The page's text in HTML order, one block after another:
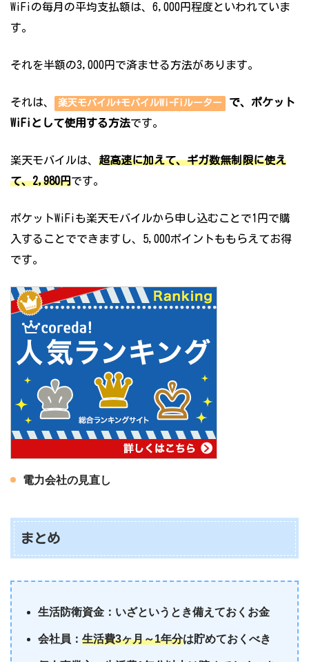
WiFiの毎月の平均支払額は、6,000円程度といわれていま
す。
それを半額の3,000円で済ませる方法があります。
それは、 楽天モバイル+モバイルWi-Fiルーター
で、ポケット
WiFiとして使用する方法です。
楽天モバイルは、 超高速に加えて、ギガ数無制限に使え
て、2,980円です。
ポケットWiFiも楽天モバイルから申し込むことで1円で購
入することでできますし、5,000ポイントももらえてお得
です。
電力会社の見直し
まとめ
生活防衛資金：いざというとき備えておくお金
会社員：生活費3ヶ月～1年分は貯めておくべき